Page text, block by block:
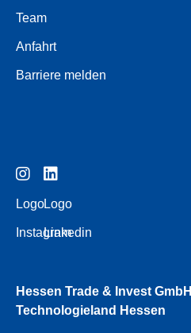
Team
Anfahrt
Barriere melden
Logo
Instagram
Logo
Linkedin
Hessen Trade & Invest GmbH
Technologieland Hessen